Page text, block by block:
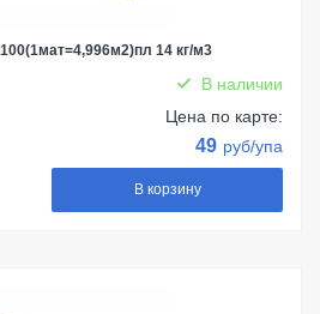
14 кг/м3
В наличии
Цена по карте:
49 руб/упа
В корзину